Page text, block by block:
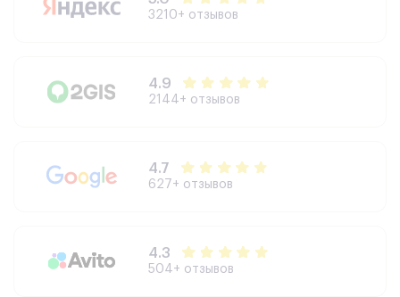
3210+ отзывов
4.9
2144+ отзывов
4.7
627+ отзывов
4.3
504+ отзывов